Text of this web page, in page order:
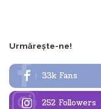
Urmărește-ne!
33k Fans
252 Followers